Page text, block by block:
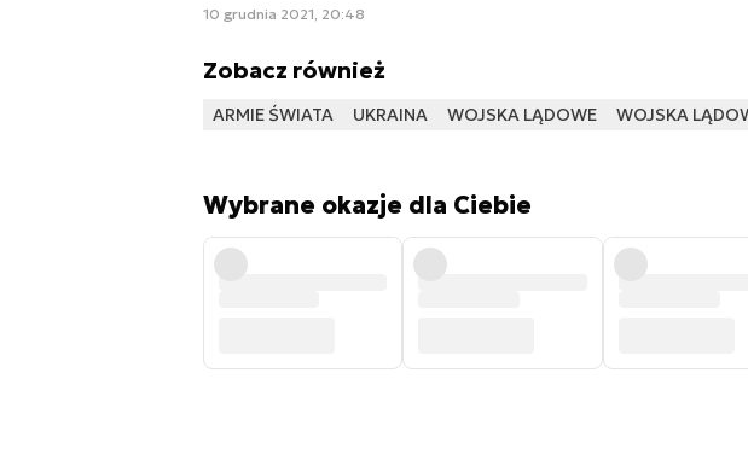
10 grudnia 2021, 20:48
Zobacz również
ARMIE ŚWIATA UKRAINA WOJSKA LĄDOWE WOJSKA
Wybrane okazje dla Ciebie